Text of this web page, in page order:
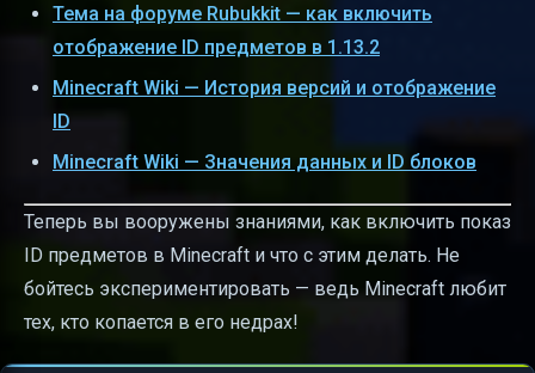
Тема на форуме Rubukkit — как включить
отображение ID предметов в 1.13.2
Minecraft Wiki — История версий и отображение
ID
Minecraft Wiki — Значения данных и ID блоков
Теперь вы вооружены знаниями, как включить показ
ID предметов в Minecraft и что с этим делать. Не
бойтесь экспериментировать — ведь Minecraft любит
тех, кто копается в его недрах!